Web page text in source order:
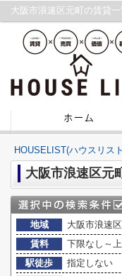
大阪市浪速区元町の賃貸
HOUSELIST(ハウスリス
大阪市浪速区元
地域
大阪市浪速
賃料
下限なし～
駅徒歩
指定しない